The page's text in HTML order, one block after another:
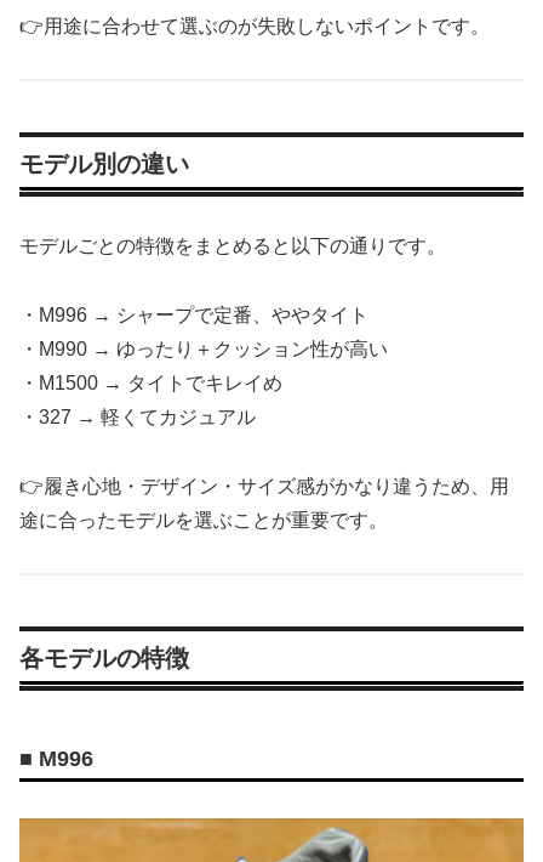
👉用途に合わせて選ぶのが失敗しないポイントです。
モデル別の違い
モデルごとの特徴をまとめると以下の通りです。
・M996 → シャープで定番、ややタイト
・M990 → ゆったり＋クッション性が高い
・M1500 → タイトでキレイめ
・327 → 軽くてカジュアル
👉履き心地・デザイン・サイズ感がかなり違うため、用
途に合ったモデルを選ぶことが重要です。
各モデルの特徴
■ M996